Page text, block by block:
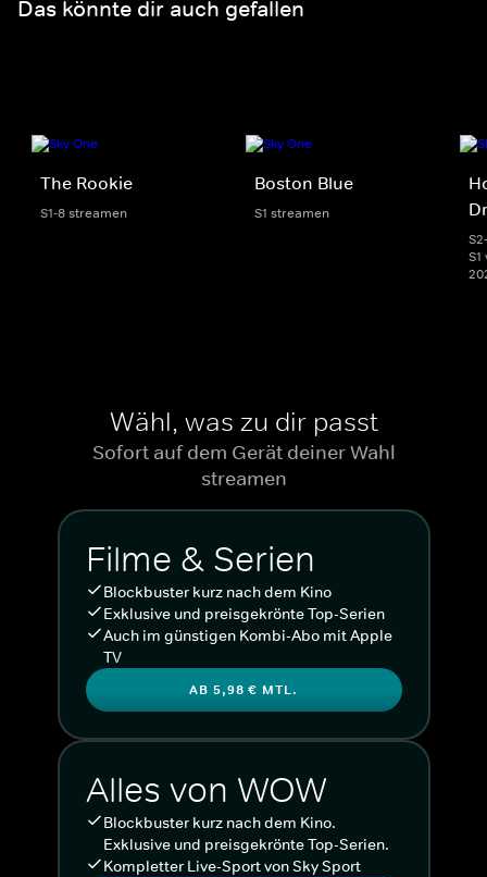
Das könnte dir auch gefallen
The Rookie
S1-8 streamen
Boston Blue
S1 streamen
Wähl, was zu dir passt
Sofort auf dem Gerät deiner Wahl
streamen
Filme & Serien
Blockbuster kurz nach dem Kino
Exklusive und preisgekrönte Top-Serien
Auch im günstigen Kombi-Abo mit Apple
TV
AB 5,98 € MTL.
Alles von WOW
Blockbuster kurz nach dem Kino.
Exklusive und preisgekrönte Top-Serien.
Kompletter Live-Sport von Sky Sport